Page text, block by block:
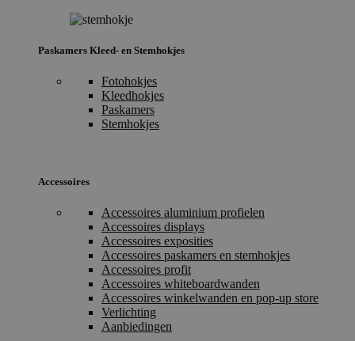
Paskamers Kleed- en Stemhokjes
Fotohokjes
Kleedhokjes
Paskamers
Stemhokjes
Accessoires
Accessoires aluminium profielen
Accessoires displays
Accessoires exposities
Accessoires paskamers en stemhokjes
Accessoires profit
Accessoires whiteboardwanden
Accessoires winkelwanden en pop-up store
Verlichting
Aanbiedingen